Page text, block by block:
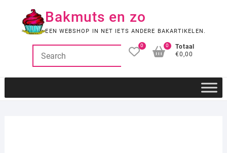
Bakmuts en zo
EEN WEBSHOP IN NET IETS ANDERE BAKARTIKELEN.
0
Totaal
€0,00
0